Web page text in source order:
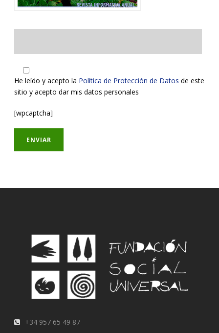
He leído y acepto la Política de Protección de Datos de este
sitio y acepto dar mis datos personales
[wpcaptcha]
+34 957 65 49 87